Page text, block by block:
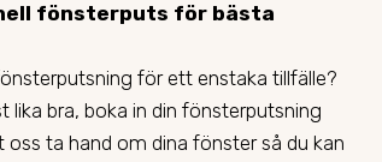
fönsterputs för bästa
för ett enstaka tillfälle?
lika bra, boka in din fönsterputsning
oss ta hand om dina fönster så du kan